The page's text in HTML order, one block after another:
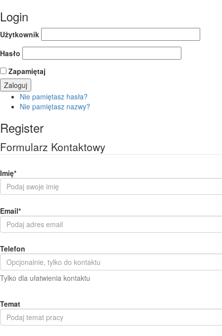
Login
Użytkownik
Hasło
Zapamiętaj
Nie pamiętasz hasła?
Nie pamiętasz nazwy?
Register
Formularz Kontaktowy
Imię*
Email*
Telefon
Tylko dla ułatwienia kontaktu
Temat